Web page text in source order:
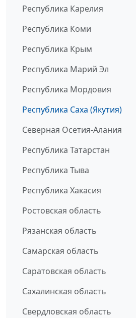
Республика Карелия
Республика Коми
Республика Крым
Республика Марий Эл
Республика Мордовия
Республика Саха (Якутия)
Северная Осетия-Алания
Республика Татарстан
Республика Тыва
Республика Хакасия
Ростовская область
Рязанская область
Самарская область
Саратовская область
Сахалинская область
Свердловская область